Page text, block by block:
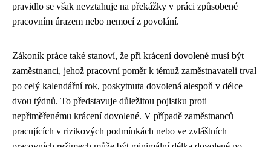
pravidlo se však nevztahuje na překážky v práci způsobené
pracovním úrazem nebo nemocí z povolání.
Zákoník práce také stanoví, že při krácení dovolené musí být
zaměstnanci, jehož pracovní poměr k témuž zaměstnavateli trval
po celý kalendářní rok, poskytnuta dovolená alespoň v délce
dvou týdnů. To představuje důležitou pojistku proti
nepřiměřenému krácení dovolené. V případě zaměstnanců
pracujících v rizikových podmínkách nebo ve zvláštních